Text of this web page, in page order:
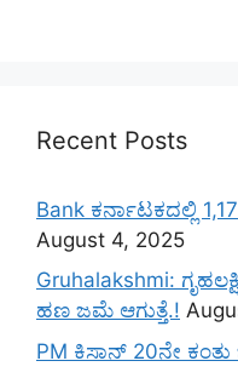
Recent Posts
Bank ಕರ್ನಾಟಕದಲ್ಲಿ
August 4, 2025
Gruhalakshmi:
ಹಣ ಜಮೆ‌ ಆಗುತ್ತೆ.!
PM ಕಿಸಾನ್ 20ನೇ